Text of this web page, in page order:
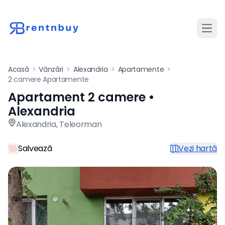
Acasă > Vânzări > Alexandria > Apartamente >
2 camere Apartamente
Apartament de vânzare cu
Apartament 2 camere •
Alexandria
Alexandria,Teleorman
Salvează Vezi hartă